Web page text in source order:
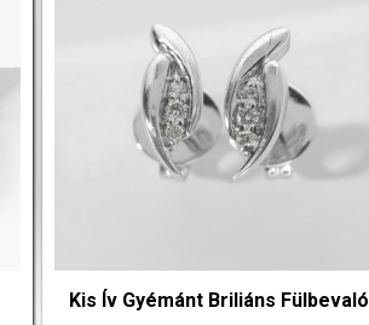
Kis Ív Gyémánt Briliáns Fülbevaló